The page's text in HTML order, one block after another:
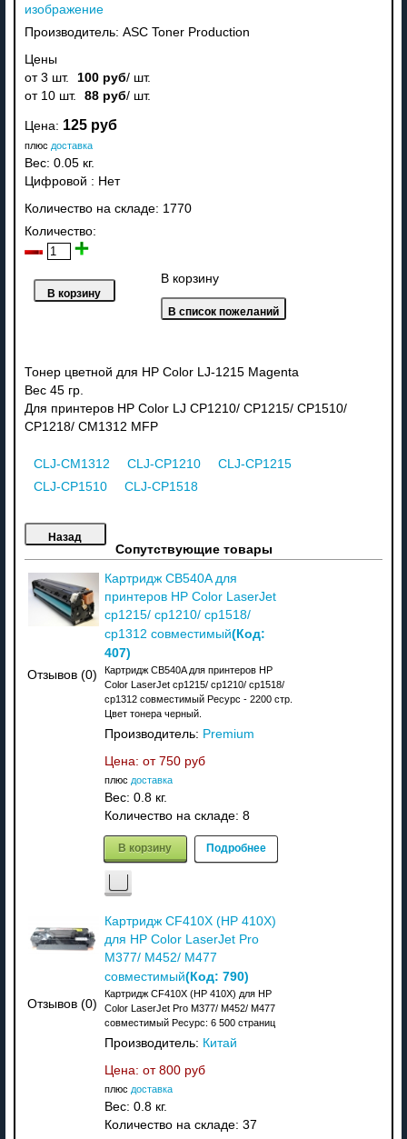
изображение
Производитель: ASC Toner Production
Цены
от 3 шт.
100 руб/ шт.
от 10 шт.
88 руб/ шт.
Цена: 125 руб
плюс доставка
Вес: 0.05 кг.
Цифровой : Нет
Количество на складе: 1770
Количество:
В корзину
Тонер цветной для HP Color LJ-1215 Magenta
Вес 45 гр.
Для принтеров HP Color LJ CP1210/ CP1215/ CP1510/
CP1218/ CM1312 MFP
CLJ-CM1312 CLJ-CP1210
CLJ-CP1215
CLJ-CP1510
CLJ-CP1518
Сопутствующие товары
Отзывов (0)
Картридж CB540A для
принтеров HP Color LaserJet
cp1215/ cp1210/ cp1518/
cp1312 совместимый(Код:
407)
Картридж CB540A для принтеров HP
Color LaserJet cp1215/ cp1210/ cp1518/
cp1312 совместимый Ресурс - 2200 стр.
Цвет тонера черный.
Производитель: Premium
Цена: от 750 руб
плюс доставка
Вес: 0.8 кг.
Количество на складе: 8
В корзину Подробнее
Отзывов (0)
Картридж CF410X (HP 410X)
для HP Color LaserJet Pro
M377/ M452/ M477
совместимый(Код: 790)
Картридж CF410X (HP 410X) для HP
Color LaserJet Pro M377/ M452/ M477
совместимый Ресурс: 6 500 страниц
Производитель: Китай
Цена: от 800 руб
плюс доставка
Вес: 0.8 кг.
Количество на складе: 37